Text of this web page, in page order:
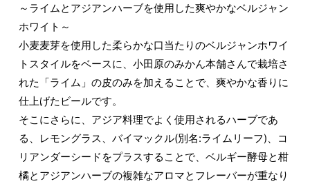
～ライムとアジアンハーブを使用した爽やかなベルジャン
ホワイト～
小麦麦芽を使用した柔らかな口当たりのベルジャンホワイ
トスタイルをベースに、小田原のみかん本舗さんで栽培さ
れた「ライム」の皮のみを加えることで、爽やかな香りに
仕上げたビールです。
そこにさらに、アジア料理でよく使用されるハーブであ
る、レモングラス、バイマックル(別名:ライムリーフ)、コ
リアンダーシードをプラスすることで、ベルギー酵母と柑
橘とアジアンハーブの複雑なアロマとフレーバーが重なり